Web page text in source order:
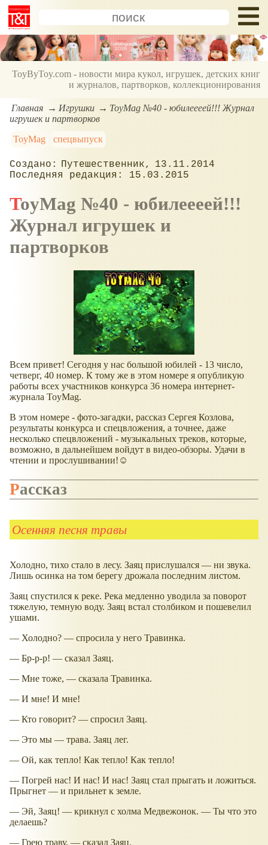
ToyByToy.com - новости мира кукол, игрушек, детских книг
и журналов, партворков, коллекционирования
Главная Игрушки
ToyMag №40 - юбилеееей!!! Журнал
игрушек и партворков
ToyMag
спецвыпуск
Путешественник
13.11.2014
15.03.2015
ToyMag №40 - юбилеееей!!!
Журнал игрушек и
партворков
Всем привет! Сегодня у нас большой юбилей - 13 число,
четверг, 40 номер. К тому же в этом номере я опубликую
работы всех участников конкурса 36 номера интернет-
журнала ToyMag.
В этом номере - фото-загадки, рассказ Сергея Козлова,
результаты конкурса и спецвложения, а точнее, даже
несколько спецвложений - музыкальных треков, которые,
возможно, в дальнейшем войдут в видео-обзоры. Удачи в
чтении и прослушивании!☺
Рассказ
Осенняя песня травы
Холодно, тихо стало в лесу. Заяц прислушался — ни звука.
Лишь осинка на том берегу дрожала последним листом.
Заяц спустился к реке. Река медленно уводила за поворот
тяжелую, темную воду. Заяц встал столбиком и пошевелил
ушами.
— Холодно? — спросила у него Травинка.
— Бр-р-р! — сказал Заяц.
— Мне тоже, — сказала Травинка.
— И мне! И мне!
— Кто говорит? — спросил Заяц.
— Это мы — трава. Заяц лег.
— Ой, как тепло! Как тепло! Как тепло!
— Погрей нас! И нас! И нас! Заяц стал прыгать и ложиться.
Прыгнет — и прильнет к земле.
— Эй, Заяц! — крикнул с холма Медвежонок. — Ты что это
делаешь?
— Грею траву, — сказал Заяц.